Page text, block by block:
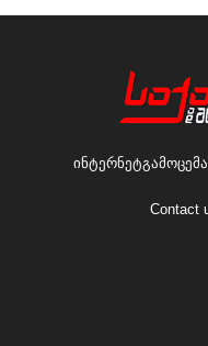
Contact